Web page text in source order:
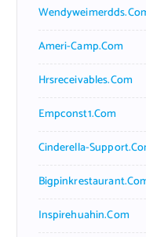
Ameri-Camp.com
Hrsreceivables.com
Empconst1.com
Cinderella-
Inspirehuahin.com